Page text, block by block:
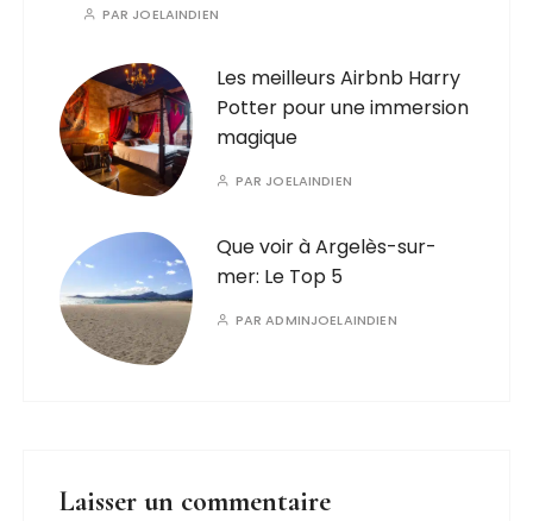
PAR JOELAINDIEN
Les meilleurs Airbnb Harry
Potter pour une immersion
magique
PAR JOELAINDIEN
Que voir à Argelès-sur-
mer: Le Top 5
PARADMINJOELAINDIEN
Laisser un commentaire